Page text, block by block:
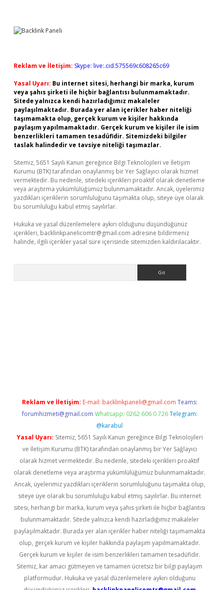
Reklam ve İletişim: Skype: live:.cid.575569c608265c69
Yasal Uyarı: Bu internet sitesi, herhangi bir marka, kurum
veya şahıs şirketi ile hiçbir bağlantısı bulunmamaktadır.
Sitede yalnızca kendi hazırladığımız makaleler
paylaşılmaktadır. Burada yer alan içerikler haber niteliği
taşımamakta olup, gerçek kurum ve kişiler hakkında
paylaşım yapılmamaktadır. Gerçek kurum ve kişiler ile isim
benzerlikleri tamamen tesadüfidir. Sitemizdeki bilgiler
taslak halindedir ve tavsiye niteliği taşımazlar.
Sitemiz, 5651 Sayılı Kanun gereğince Bilgi Teknolojileri ve İletişim
Kurumu (BTK) tarafından onaylanmış bir Yer Sağlayıcı olarak hizmet
vermektedir. Bu nedenle, sitedeki içerikleri proaktif olarak denetleme
veya araştırma yükümlülüğümüz bulunmamaktadır. Ancak, üyelerimiz
yazdıkları içeriklerin sorumluluğunu taşımakta olup, siteye üye olarak
bu sorumluluğu kabul etmiş sayılırlar.
Hukuka ve yasal düzenlemelere aykırı olduğunu düşündüğünüz
içerikleri, backlinkpanelicomtr@gmail.com adresine bildirmeniz
halinde, ilgili içerikler yasal süre içerisinde sitemizden kaldırılacaktır.
Reklam ve İletişim: E-mail: backlinkpaneli@gmail.com Teams:
forumhizmeti@gmail.com Whatsapp: 0262 606 0 726 Telegram:
@karabul
Yasal Uyarı: Sitemiz, 5651 Sayılı Kanun gereğince Bilgi Teknolojileri
ve İletişim Kurumu (BTK) tarafından onaylanmış bir Yer Sağlayıcı
olarak hizmet vermektedir. Bu nedenle, sitedeki içerikleri proaktif
olarak denetleme veya araştırma yükümlülüğümüz bulunmamaktadır.
Ancak, üyelerimiz yazdıkları içeriklerin sorumluluğunu taşımakta olup,
siteye üye olarak bu sorumluluğu kabul etmiş sayılırlar. Bu internet
sitesi, herhangi bir marka, kurum veya şahıs şirketi ile hiçbir bağlantısı
bulunmamaktadır. Sitede yalnızca kendi hazırladığımız makaleler
paylaşılmaktadır. Burada yer alan içerikler haber niteliği taşımamakta
olup, gerçek kurum ve kişiler hakkında paylaşım yapılmamaktadır.
Gerçek kurum ve kişiler ile isim benzerlikleri tamamen tesadüfidir.
Sitemiz, kar amacı gütmeyen ve tamamen ücretsiz bir bilgi paylaşım
platformudur. Hukuka ve yasal düzenlemelere aykırı olduğunu